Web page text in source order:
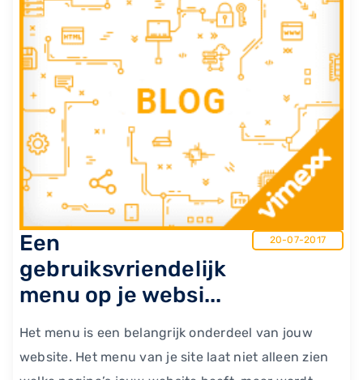
Een
gebruiksvriendelijk
menu op je websi...
20-07-2017
Het menu is een belangrijk onderdeel van jouw
website. Het menu van je site laat niet alleen zien